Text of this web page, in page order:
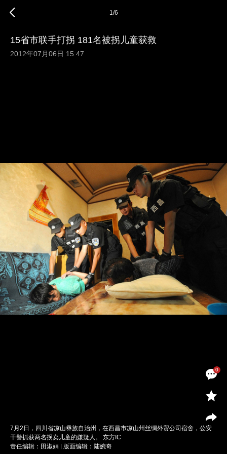
0
1/6
15省市联手打拐 181名被拐儿童获救
2012年07月06日 15:47
7月2日，四川省凉山彝族自治州，在西昌市凉山州丝绸外贸公司宿舍，公安
干警抓获两名拐卖儿童的嫌疑人。 东方IC
责任编辑：田淑娟 | 版面编辑：陆婉奇